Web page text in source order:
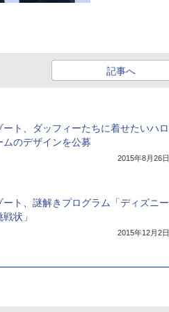
記事へ
ト、ダッフィーたちに着せたいハロ
のデザインを公募
2015年8月26日
ト、謎解きプログラム「ディズニー
状」
2015年12月2日